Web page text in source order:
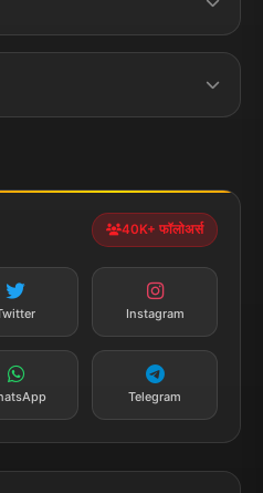
Terms &
झारखण्ड
40K+ फॉलोअर्स
Instagram
Telegram